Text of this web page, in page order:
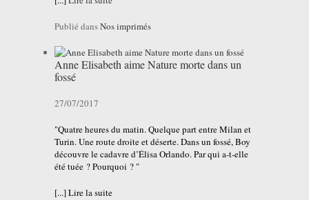
Publié dansNos imprimés
Anne Elisabeth aime Nature morte dans un
fossé
27/07/2017
"Quatre heures du matin. Quelque part entre Milan et
Turin. Une route droite et déserte. Dans un fossé, Boy
découvre le cadavre d’Élisa Orlando. Par qui a-t-elle
été tuée ? Pourquoi ? "
[...]Lire la suite